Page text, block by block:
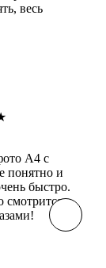
весь
А4 с
понятно и
быстро.
смотрится.